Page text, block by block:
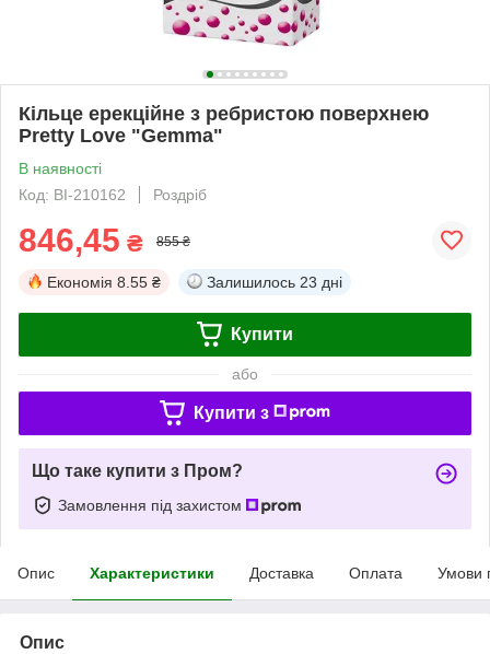
Кільце ерекційне з ребристою поверхнею
Pretty Love "Gemma"
В наявності
Код: BI-210162
Роздріб
846,45 ₴ 855 ₴
Економія 8.55 ₴ Залишилось 23 дні
Купити
або
Купити з
Що таке купити з Пром?
Замовлення під захистом
Опис Характеристики Доставка Оплата Умови
Опис